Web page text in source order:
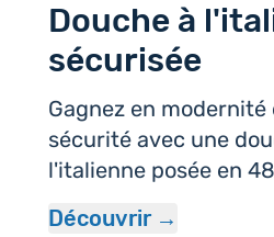
Douche à
sécurisée
Gagnez en modernité
sécurité avec une
l'italienne posée en
Découvrir